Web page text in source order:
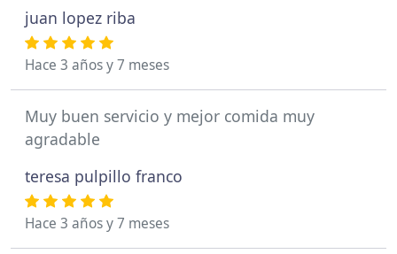
juan lopez riba
Hace 3 años y 7 meses
Muy buen servicio y mejor comida muy
agradable
teresa pulpillo franco
Hace 3 años y 7 meses